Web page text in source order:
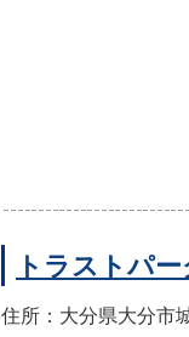
トラストパ
住所：大分県大分市